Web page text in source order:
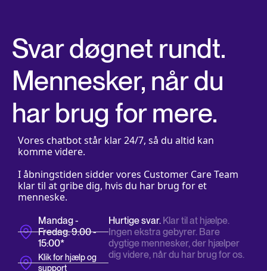
Svar døgnet rundt.
Mennesker, når du
har brug for mere.
Vores chatbot står klar 24/7, så du altid kan
komme videre.
I åbningstiden sidder vores Customer Care Team
klar til at gribe dig, hvis du har brug for et
menneske.
Mandag -
Fredag: 9:00 -
15:00*
Klik for hjælp og
support
Hurtige svar. Klar til at hjælpe.
Ingen ekstra gebyrer. Bare
dygtige mennesker, der hjælper
dig videre, når du har brug for os.